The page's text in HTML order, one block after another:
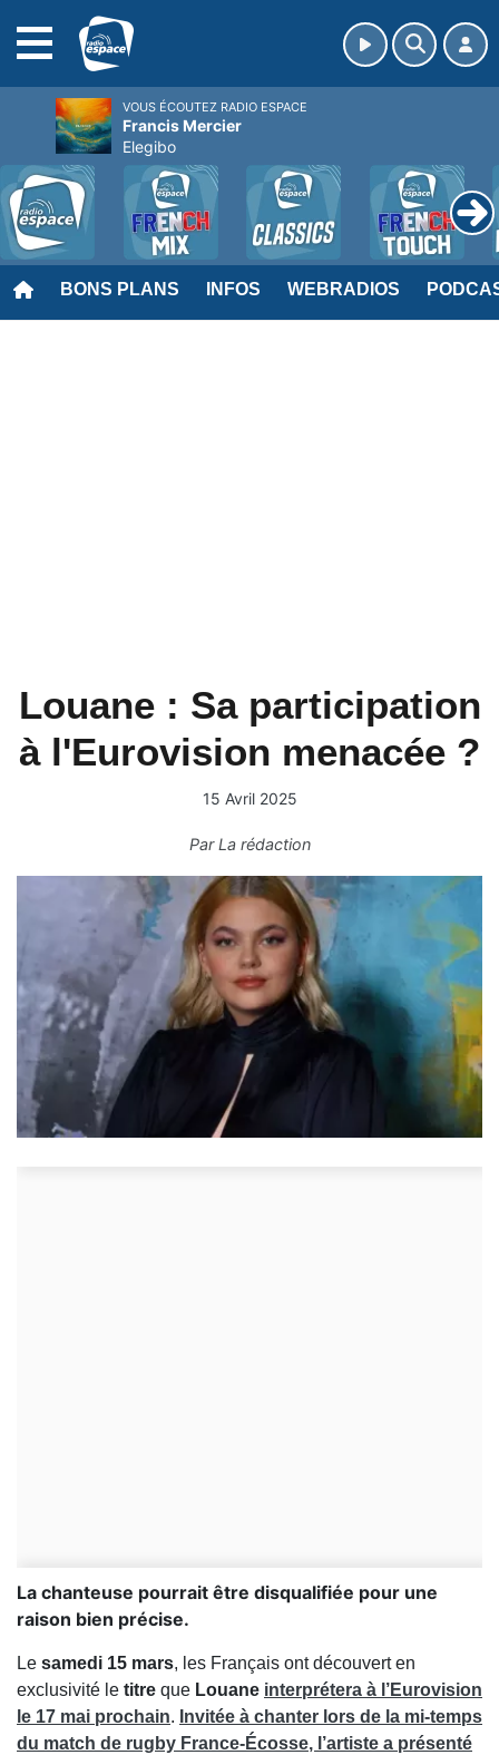
BONS PLANS INFOS WEBRADIOS
Louane : Sa participation
à l'Eurovision menacée ?
15 Avril 2025
ParLa rédaction
La chanteuse pourrait être disqualifiée pour une
raison bien précise.
Le samedi 15 mars, les Français ont découvert en
exclusivité le titre que Louane interprétera à l’Eurovision
le 17 mai prochain. Invitée à chanter lors de la mi-temps
du match de rugby France-Écosse, l’artiste a présenté
VOUS ÉCOUTEZ RADIO ESPACE
Francis Mercier
Elegibo